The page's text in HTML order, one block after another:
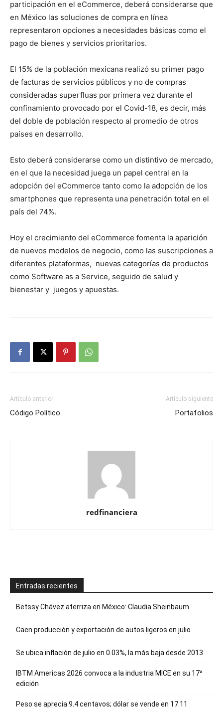
participación en el eCommerce, deberá considerarse que
en México las soluciones de compra en línea
representaron opciones a necesidades básicas como el
pago de bienes y servicios prioritarios.
El 15% de la población mexicana realizó su primer pago
de facturas de servicios públicos y no de compras
consideradas superfluas por primera vez durante el
confinamiento provocado por el Covid-18, es decir, más
del doble de población respecto al promedio de otros
países en desarrollo.
Esto deberá considerarse como un distintivo de mercado,
en el que la necesidad juega un papel central en la
adopción del eCommerce tanto como la adopción de los
smartphones que representa una penetración total en el
país del 74%.
Hoy el crecimiento del eCommerce fomenta la aparición
de nuevos modelos de negocio, como las suscripciones a
diferentes plataformas, nuevas categorías de productos
como Software as a Service, seguido de salud y
bienestar y juegos y apuestas.
Artículo anterior
Código Político
Artículo siguiente
Portafolios
redfinanciera
Entradas recientes
Betssy Chávez aterriza en México: Claudia Sheinbaum
Caen producción y exportación de autos ligeros en julio
Se ubica inflación de julio en 0.03%, la más baja desde 2013
IBTM Americas 2026 convoca a la industria MICE en su 17ª
edición
Peso se aprecia 9.4 centavos; dólar se vende en 17.11